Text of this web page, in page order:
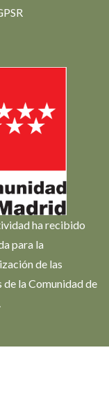
ha recibido
para la
de las
la Comunidad de